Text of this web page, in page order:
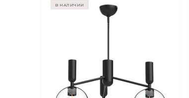
в наличии